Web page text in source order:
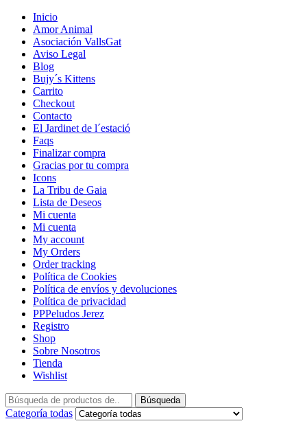
Inicio
Amor Animal
Asociación VallsGat
Aviso Legal
Blog
Bujy´s Kittens
Carrito
Checkout
Contacto
El Jardinet de l´estació
Faqs
Finalizar compra
Gracias por tu compra
Icons
La Tribu de Gaia
Lista de Deseos
Mi cuenta
Mi cuenta
My account
My Orders
Order tracking
Política de Cookies
Política de envíos y devoluciones
Política de privacidad
PPPeludos Jerez
Registro
Shop
Sobre Nosotros
Tienda
Wishlist
Búsqueda
Categoría todas